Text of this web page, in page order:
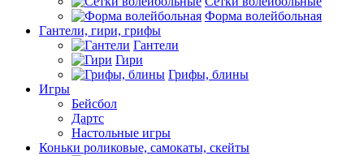
Форма волейбольная
Гантели, гири, грифы
Гантели
Гири
Грифы, блины
Игры
Бейсбол
Дартс
Настольные игры
Коньки роликовые, самокаты, скейты